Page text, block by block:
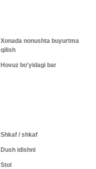
Xonada nonushta buyurtma
qilish
Hovuz bo'yidagi bar
Shkaf / shkaf
Dush idishni
Stol